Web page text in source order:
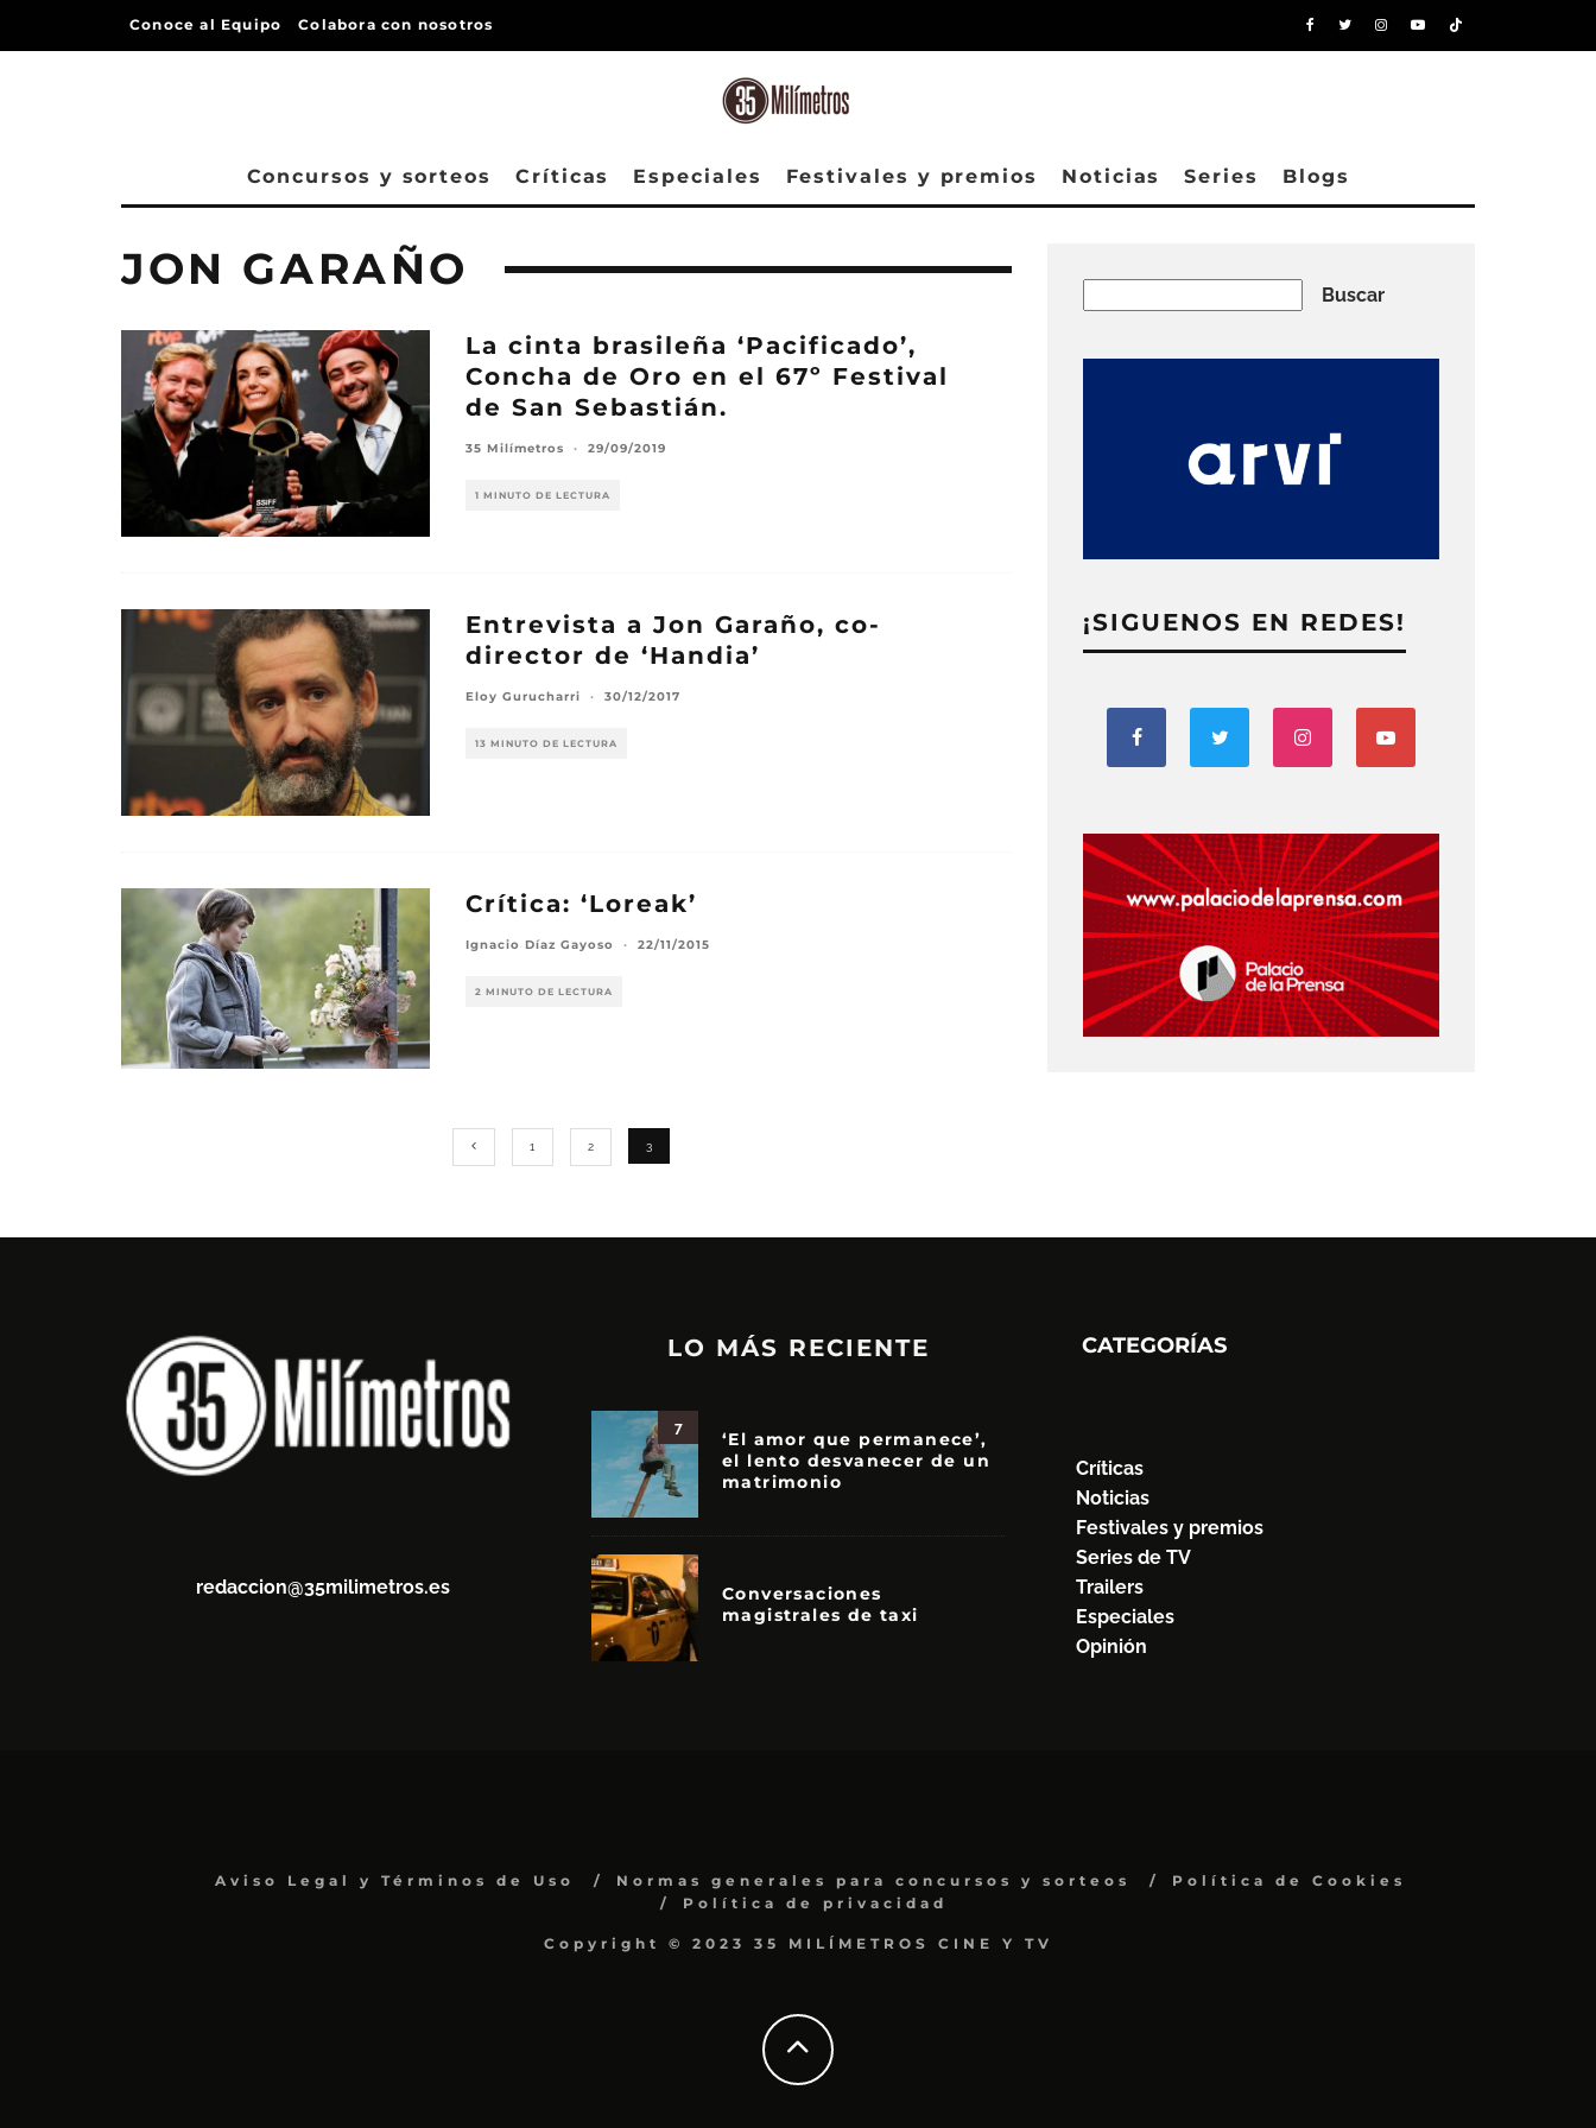
Conoce al Equipo Colabora con nosotros
Concursos y sorteos Críticas Especiales Festivales y premios Noticias Series Blogs
JON GARAÑO
La cinta brasileña ‘Pacificado’,
Concha de Oro en el 67º Festival
de San Sebastián.
35 Milímetros · 29/09/2019
1 MINUTO DE LECTURA
Entrevista a Jon Garaño, co-
director de ‘Handia’
Eloy Gurucharri · 30/12/2017
13 MINUTO DE LECTURA
Crítica: ‘Loreak’
Ignacio Díaz Gayoso · 22/11/2015
2 MINUTO DE LECTURA
1 2 3
Buscar
¡SIGUENOS EN REDES!
redaccion@35milimetros.es
LO MÁS RECIENTE
7
‘El amor que permanece’,
el lento desvanecer de un
matrimonio
Conversaciones
magistrales de taxi
CATEGORÍAS
Críticas
Noticias
Festivales y premios
Series de TV
Trailers
Especiales
Opinión
Aviso Legal y Términos de Uso Normas generales para concursos y sorteos
Política de Cookies
Política de privacidad
Copyright © 2023 35 MILÍMETROS CINE Y TV